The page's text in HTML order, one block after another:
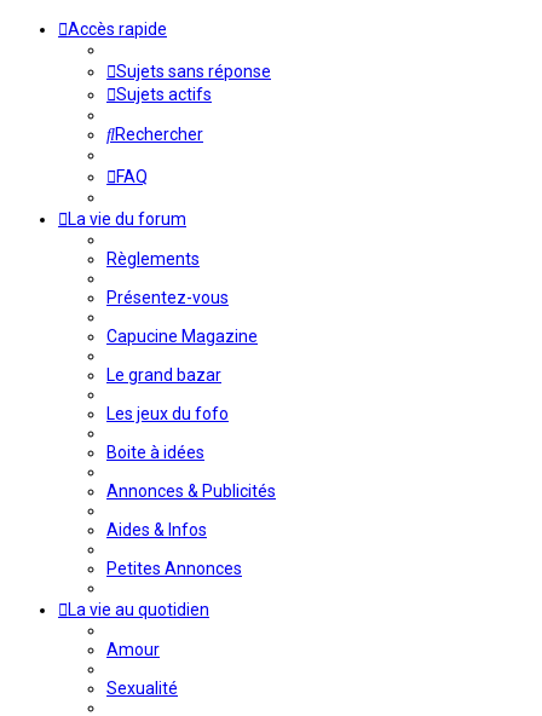
Accès rapide
Sujets sans réponse
Sujets actifs
Rechercher
FAQ
La vie du forum
Règlements
Présentez-vous
Capucine Magazine
Le grand bazar
Les jeux du fofo
Boite à idées
Annonces & Publicités
Aides & Infos
Petites Annonces
La vie au quotidien
Amour
Sexualité